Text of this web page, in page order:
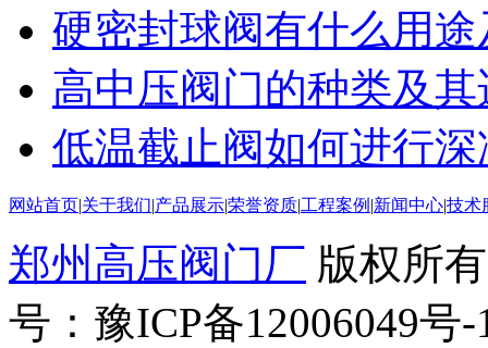
硬密封球阀有什么用
高中压阀门的种类及
低温截止阀如何进行
网站首页|关于我们|产品展示|荣誉资质|工程案例 |新闻中心|技术
郑州高压阀门厂 版权所
号：豫ICP备12006049号-